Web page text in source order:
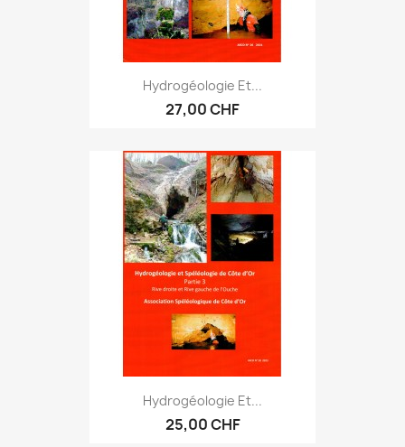
Hydrogéologie Et...
27,00 CHF
Hydrogéologie Et...
25,00 CHF